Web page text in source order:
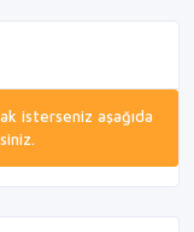
isterseniz aşağıda